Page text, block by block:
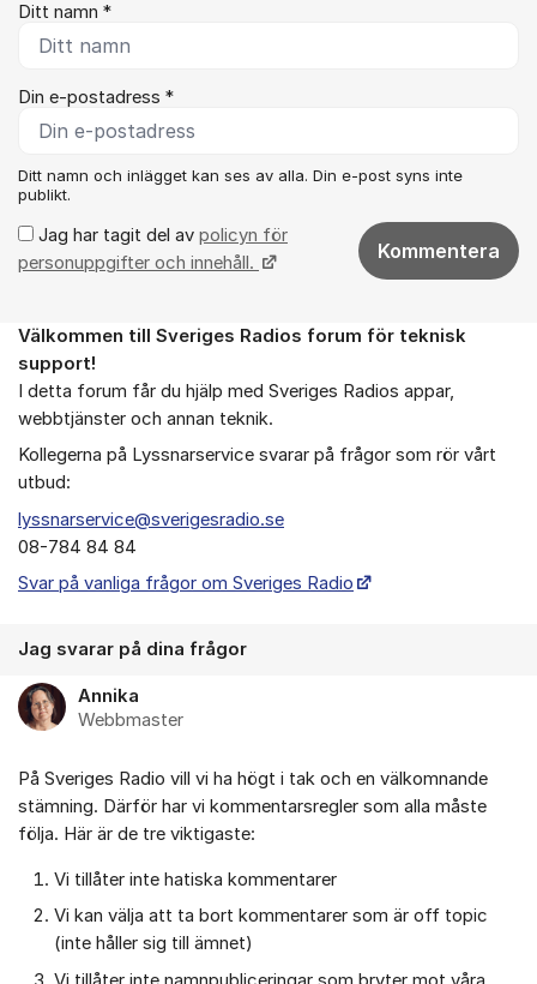
Ditt namn *
Din e-postadress *
Ditt namn och inlägget kan ses av alla. Din e-post syns inte
publikt.
Jag har tagit del av policyn för
personuppgifter och innehåll.
Kommentera
Om forumet
Välkommen till Sveriges Radios forum för teknisk
support!
I detta forum får du hjälp med Sveriges Radios appar,
webbtjänster och annan teknik.
Kollegerna på Lyssnarservice svarar på frågor som rör vårt
utbud:
lyssnarservice@sverigesradio.se
08-784 84 84
Svar på vanliga frågor om Sveriges Radio
Jag svarar på dina frågor
Annika
Webbmaster
På Sveriges Radio vill vi ha högt i tak och en välkomnande
stämning. Därför har vi kommentarsregler som alla måste
följa. Här är de tre viktigaste:
Vi tillåter inte hatiska kommentarer
Vi kan välja att ta bort kommentarer som är off topic
(inte håller sig till ämnet)